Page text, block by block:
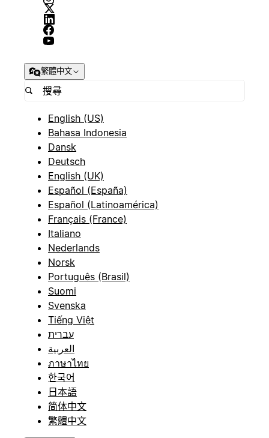
繁體中文
English (US)
Bahasa Indonesia
Dansk
Deutsch
English (UK)
Español (España)
Español (Latinoamérica)
Français (France)
Italiano
Nederlands
Norsk
Português (Brasil)
Suomi
Svenska
Tiếng Việt
עברית
العربية
ภาษาไทย
한국어
日本語
简体中文
繁體中文